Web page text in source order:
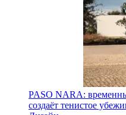
PASO NARA:
создаёт тенистое